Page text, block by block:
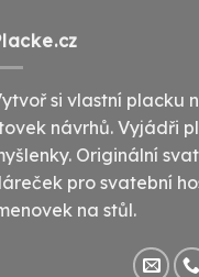
si vlastní placku
návrhů. Vyjádři
Originální
pro svatební
na stůl.